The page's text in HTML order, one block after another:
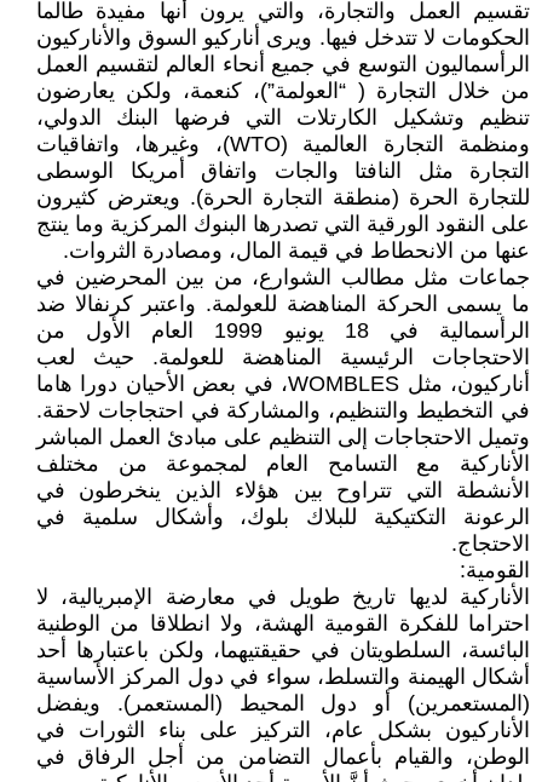
تقسيم العمل والتجارة، والتي يرون أنها مفيدة طالما
الحكومات لا تتدخل فيها. ويرى أناركيو السوق والأناركيون
الرأسماليون التوسع في جميع أنحاء العالم لتقسيم العمل
من خلال التجارة ( “العولمة”)، كنعمة، ولكن يعارضون
تنظيم وتشكيل الكارتلات التي فرضها البنك الدولي،
ومنظمة التجارة العالمية (WTO)، وغيرها، واتفاقيات
التجارة مثل النافتا والجات واتفاق أمريكا الوسطى
للتجارة الحرة (منطقة التجارة الحرة). ويعترض كثيرون
على النقود الورقية التي تصدرها البنوك المركزية وما ينتج
عنها من الانحطاط في قيمة المال، ومصادرة الثروات.
جماعات مثل مطالب الشوارع، من بين المحرضين في
ما يسمى الحركة المناهضة للعولمة. واعتبر كرنفالا ضد
الرأسمالية في 18 يونيو 1999 العام الأول من
الاحتجاجات الرئيسية المناهضة للعولمة. حيث لعب
أناركيون، مثل WOMBLES، في بعض الأحيان دورا هاما
في التخطيط والتنظيم، والمشاركة في احتجاجات لاحقة.
وتميل الاحتجاجات إلى التنظيم على مبادئ العمل المباشر
الأناركية مع التسامح العام لمجموعة من مختلف
الأنشطة التي تتراوح بين هؤلاء الذين ينخرطون في
الرعونة التكتيكية للبلاك بلوك، وأشكال سلمية في
الاحتجاج.
القومية:
الأناركية لديها تاريخ طويل في معارضة الإمبريالية، لا
احتراما للفكرة القومية الهشة، ولا انطلاقا من الوطنية
البائسة، السلطويتان في حقيقتيهما، ولكن باعتبارها أحد
أشكال الهيمنة والتسلط، سواء في دول المركز الأساسية
(المستعمرين) أو دول المحيط (المستعمر). ويفضل
الأناركيون بشكل عام، التركيز على بناء الثورات في
الوطن، والقيام بأعمال التضامن من أجل الرفاق في